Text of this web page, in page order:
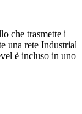
che trasmette i
una rete Industrial
è incluso in uno